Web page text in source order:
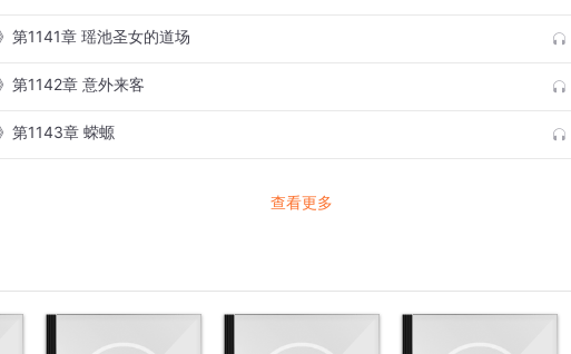
第1141章 瑶池圣女的道场
第1142章 意外来客
第1143章 蝾螈
查看更多